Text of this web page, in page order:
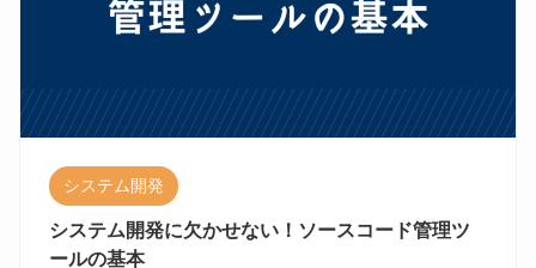
システム開発
システム開発に欠かせない！ソースコード管理ツ
ールの基本